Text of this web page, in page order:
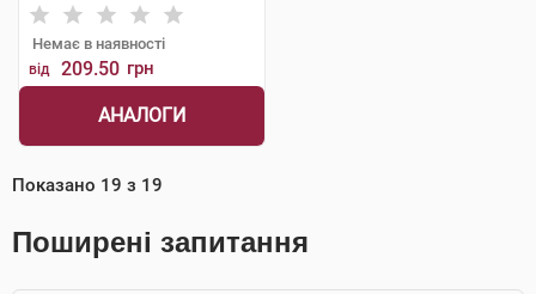
Немає в наявності
від 209.50 грн
АНАЛОГИ
Показано 19 з 19
Поширені запитання